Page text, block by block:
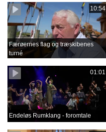
10:54
Færøernes flag og træskibenes
turné
01:01
Endeløs Rumklang - foromtale